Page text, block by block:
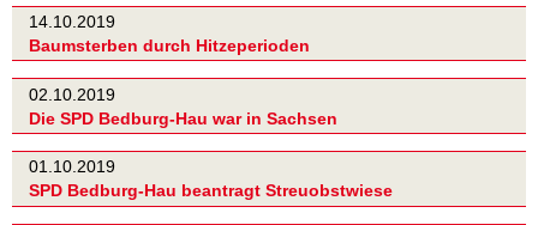
14.10.2019
Baumsterben durch Hitzeperioden
02.10.2019
Die SPD Bedburg-Hau war in Sachsen
01.10.2019
SPD Bedburg-Hau beantragt Streuobstwiese